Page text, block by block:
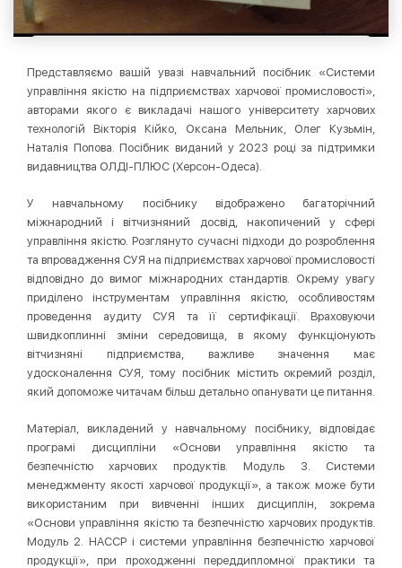
Представляємо вашій увазі навчальний посібник «Системи
управління якістю на підприємствах харчової промисловості»,
авторами якого є викладачі нашого університету харчових
технологій Вікторія Кійко, Оксана Мельник, Олег Кузьмін,
Наталія Попова. Посібник виданий у 2023 році за підтримки
видавництва ОЛДІ-ПЛЮС (Херсон-Одеса).
У навчальному посібнику відображено багаторічний
міжнародний і вітчизняний досвід, накопичений у сфері
управління якістю. Розглянуто сучасні підходи до розроблення
та впровадження СУЯ на підприємствах харчової промисловості
відповідно до вимог міжнародних стандартів. Окрему увагу
приділено інструментам управління якістю, особливостям
проведення аудиту СУЯ та її сертифікації. Враховуючи
швидкоплинні зміни середовища, в якому функціонують
вітчизняні підприємства, важливе значення має
удосконалення СУЯ, тому посібник містить окремий розділ,
який допоможе читачам більш детально опанувати це питання.
Матеріал, викладений у навчальному посібнику, відповідає
програмі дисципліни «Основи управління якістю та
безпечністю харчових продуктів. Модуль 3. Системи
менеджменту якості харчової продукції», а також може бути
використаним при вивченні інших дисциплін, зокрема
«Основи управління якістю та безпечністю харчових продуктів.
Модуль 2. НАССР і системи управління безпечністю харчової
продукції», при проходженні переддипломної практики та